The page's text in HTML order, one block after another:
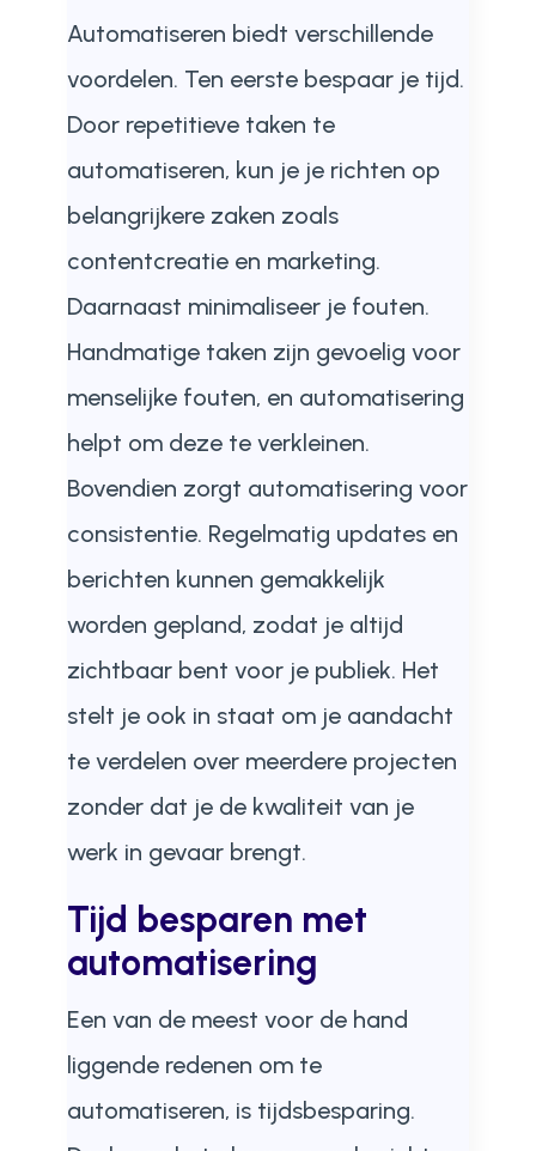
Automatiseren biedt verschillende
voordelen. Ten eerste bespaar je tijd.
Door repetitieve taken te
automatiseren, kun je je richten op
belangrijkere zaken zoals
contentcreatie en marketing.
Daarnaast minimaliseer je fouten.
Handmatige taken zijn gevoelig voor
menselijke fouten, en automatisering
helpt om deze te verkleinen.
Bovendien zorgt automatisering voor
consistentie. Regelmatig updates en
berichten kunnen gemakkelijk
worden gepland, zodat je altijd
zichtbaar bent voor je publiek. Het
stelt je ook in staat om je aandacht
te verdelen over meerdere projecten
zonder dat je de kwaliteit van je
werk in gevaar brengt.
Tijd besparen met
automatisering
Een van de meest voor de hand
liggende redenen om te
automatiseren, is tijdsbesparing.